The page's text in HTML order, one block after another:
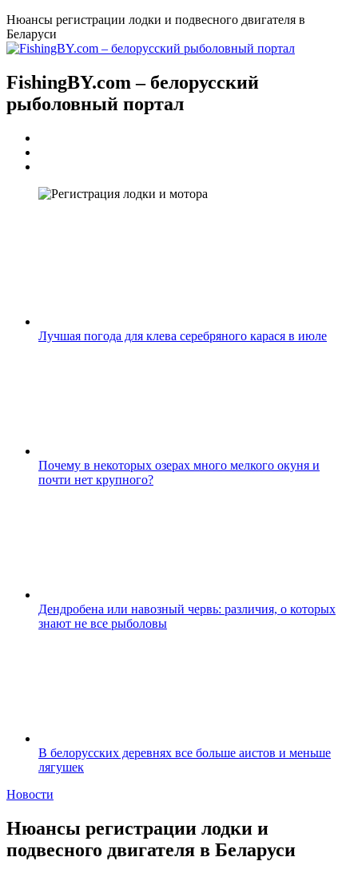
Нюансы регистрации лодки и подвесного двигателя в
Беларуси
FishingBY.com – белорусский
рыболовный портал
Лучшая погода для клева серебряного карася в июле
Почему в некоторых озерах много мелкого окуня и
почти нет крупного?
Дендробена или навозный червь: различия, о которых
знают не все рыболовы
В белорусских деревнях все больше аистов и меньше
лягушек
Новости
Нюансы регистрации лодки и
подвесного двигателя в Беларуси